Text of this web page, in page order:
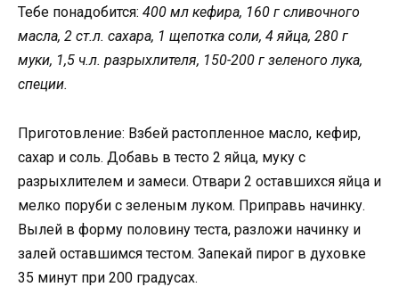
Тебе понадобится: 400 мл кефира, 160 г сливочного
масла, 2 ст.л. сахара, 1 щепотка соли, 4 яйца, 280 г
муки, 1,5 ч.л. разрыхлителя, 150-200 г зеленого лука,
специи.
Приготовление: Взбей растопленное масло, кефир,
сахар и соль. Добавь в тесто 2 яйца, муку с
разрыхлителем и замеси. Отвари 2 оставшихся яйца и
мелко поруби с зеленым луком. Приправь начинку.
Вылей в форму половину теста, разложи начинку и
залей оставшимся тестом. Запекай пирог в духовке
35 минут при 200 градусах.